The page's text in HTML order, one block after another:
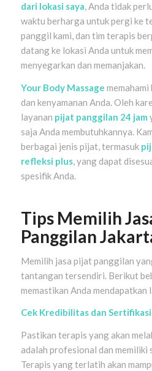
dari lokasi saya, Anda tidak
waktu berharga untuk pergi ke
panggil kami, dan tim terapis
datang ke lokasi Anda untuk
menyegarkan dan memanjakan.
Your Body Massage
dan kenyamanan Anda. Oleh
layanan pijat panggilan 24 jam
saja Anda membutuhkannya.
berbagai jenis pijat, termasuk
refleksi plus, yang dapat
spesifik Anda.
Tips Memilih
Panggilan
Memilih jasa pijat panggilan
tantangan tersendiri. Berikut
memastikan Anda mendapatkan
Cek Kredibilitas dan
Pastikan terapis yang akan
adalah profesional dan memiliki
Terapis yang terlatih akan